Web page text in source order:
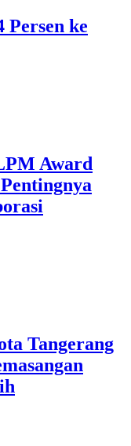
ke
Award
Tangerang